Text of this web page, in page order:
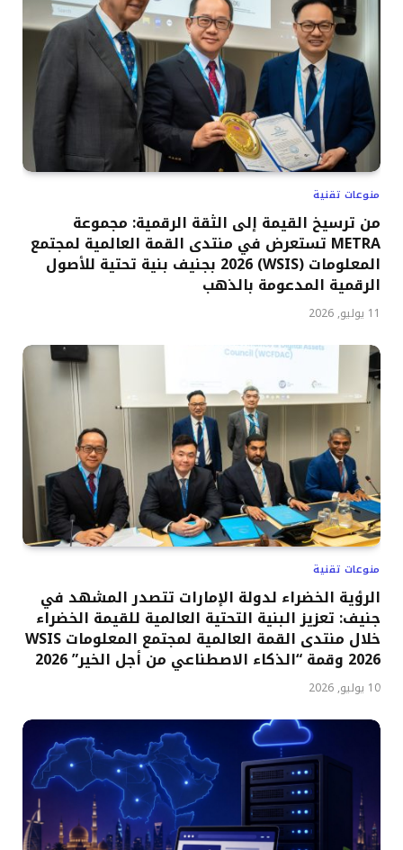
منوعات تقنية
من ترسيخ القيمة إلى الثقة الرقمية: مجموعة
METRA تستعرض في منتدى القمة العالمية لمجتمع
المعلومات (WSIS) 2026 بجنيف بنية تحتية للأصول
الرقمية المدعومة بالذهب
11 يوليو, 2026
منوعات تقنية
الرؤية الخضراء لدولة الإمارات تتصدر المشهد في
جنيف: تعزيز البنية التحتية العالمية للقيمة الخضراء
خلال منتدى القمة العالمية لمجتمع المعلومات WSIS
2026 وقمة “الذكاء الاصطناعي من أجل الخير” 2026
10 يوليو, 2026